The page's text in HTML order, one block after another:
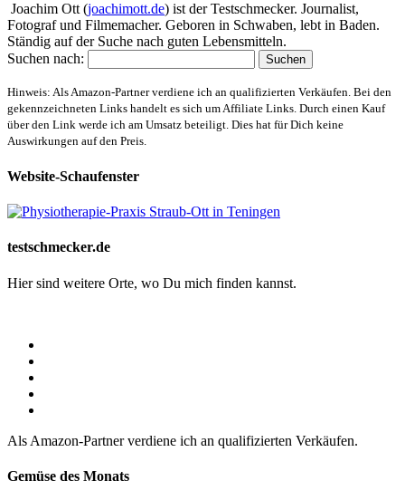
Joachim Ott (joachimott.de) ist der Testschmecker. Journalist,
Fotograf und Filmemacher. Geboren in Schwaben, lebt in Baden.
Ständig auf der Suche nach guten Lebensmitteln.
Suchen nach:
Hinweis: Als Amazon-Partner verdiene ich an qualifizierten Verkäufen. Bei den
gekennzeichneten Links handelt es sich um Affiliate Links. Durch einen Kauf
über den Link werde ich am Umsatz beteiligt. Dies hat für Dich keine
Auswirkungen auf den Preis.
Website-Schaufenster
testschmecker.de
Hier sind weitere Orte, wo Du mich finden kannst.
Als Amazon-Partner verdiene ich an qualifizierten Verkäufen.
Gemüse des Monats